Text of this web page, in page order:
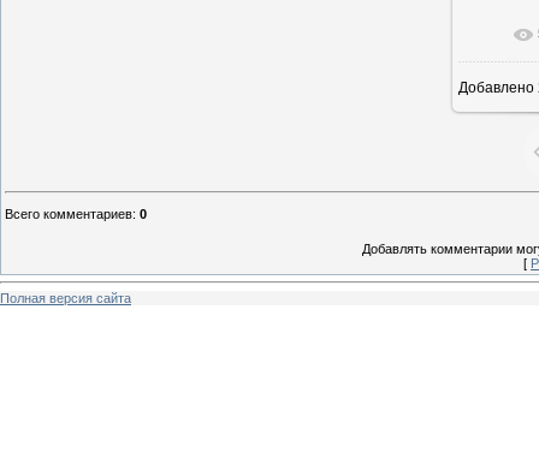
Добавлено
Всего комментариев: 0
Добавлять комментарии
[
Полная версия сайта